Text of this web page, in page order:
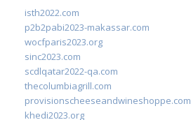
isth2022.com
p2b2pabi2023-makassar.com
wocfparis2023.org
sinc2023.com
scdlqatar2022-qa.com
thecolumbiagrill.com
provisionscheeseandwineshoppe.com
khedi2023.org